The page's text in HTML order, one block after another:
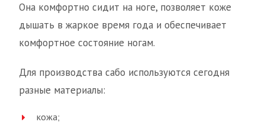
Она комфортно сидит на ноге, позволяет коже
дышать в жаркое время года и обеспечивает
комфортное состояние ногам.
Для производства сабо используются сегодня
разные материалы:
кожа;